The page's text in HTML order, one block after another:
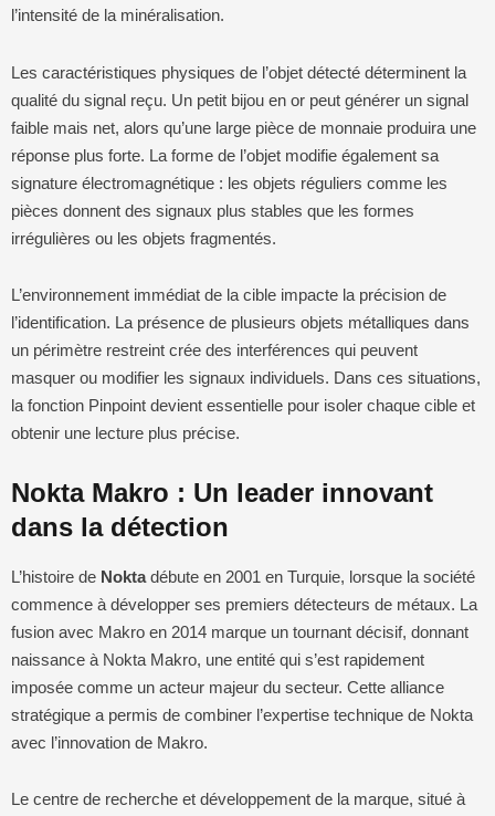
l’intensité de la minéralisation.
Les caractéristiques physiques de l’objet détecté déterminent la
qualité du signal reçu. Un petit bijou en or peut générer un signal
faible mais net, alors qu’une large pièce de monnaie produira une
réponse plus forte. La forme de l’objet modifie également sa
signature électromagnétique : les objets réguliers comme les
pièces donnent des signaux plus stables que les formes
irrégulières ou les objets fragmentés.
L’environnement immédiat de la cible impacte la précision de
l’identification. La présence de plusieurs objets métalliques dans
un périmètre restreint crée des interférences qui peuvent
masquer ou modifier les signaux individuels. Dans ces situations,
la fonction Pinpoint devient essentielle pour isoler chaque cible et
obtenir une lecture plus précise.
Nokta Makro : Un leader innovant
dans la détection
L’histoire de Noktadébute en 2001 en Turquie, lorsque la société
commence à développer ses premiers détecteurs de métaux. La
fusion avec Makro en 2014 marque un tournant décisif, donnant
naissance à Nokta Makro, une entité qui s’est rapidement
imposée comme un acteur majeur du secteur. Cette alliance
stratégique a permis de combiner l’expertise technique de Nokta
avec l’innovation de Makro.
Le centre de recherche et développement de la marque, situé à